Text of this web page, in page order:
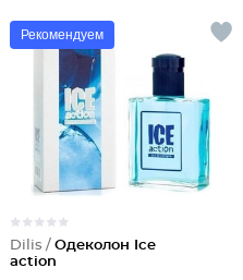
Рекомендуем
Dilis / Одеколон Ice
action